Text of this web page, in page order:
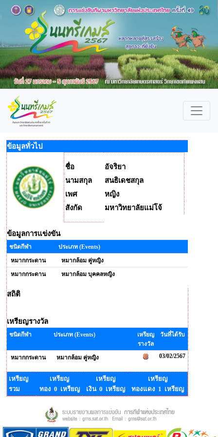
ข้อมูลทั่วไป
ชื่อ
อัจริยา
นามสกุล
สนธิเดชสกุล
เพศ
หญิง
สังกัด
มหาวิทยาลัยแม่โจ้
ข้อมูลการแข่งขัน
ชนิดกีฬา
ประเภท (Events)
หมากกระดาน
หมากล้อม คู่หญิง
หมากกระดาน
หมากล้อม บุคคลหญิง
สถิติ
เหรียญรางวัล
ชนิดกีฬา ประเภท (Events)
เหรียญ
รางวัล
วันที่ได้รับ
หมากกระดาน หมากล้อม คู่หญิง 03/02/2567
เหรียญ
รวม
เหรียญ
ทอง 0 เหรียญ
เหรียญ
เงิน 0 เหรียญ
เหรียญ
ทองแดง 1 เหรียญ